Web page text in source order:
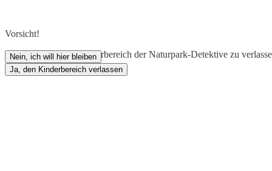
Vorsicht!
Du bist dabei, den Kinderbereich der Naturpark-Detektive zu
du das wirklich?
Nein, ich will hier bleiben
Ja, den Kinderbereich verlassen